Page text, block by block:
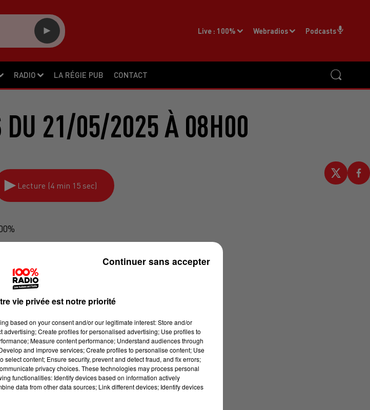
RADIO LA RÉGIE PUB CONTACT
Live : 100% Webradios Podcasts
DU 21/05/2025 À 08H00
Lecture (4 min 15 sec)
vie privée est notre priorité
based on your consent and/or our legitimate interest: Store and/or
Create profiles for personalised advertising; Use profiles to
Measure content performance; Understand audiences through
and improve services; Create profiles to personalise content; Use
content; Ensure security, prevent and detect fraud, and fix errors;
privacy choices. These technologies may process personal
functionalities: Identify devices based on information actively
data from other data sources; Link different devices; Identify devices
Continuer sans accepter